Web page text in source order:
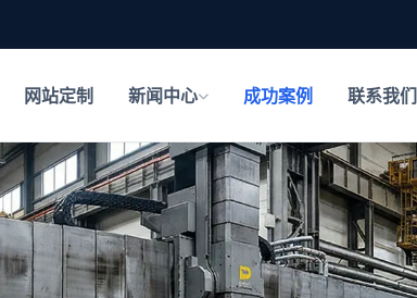
网站定制 新闻中心 成功案例 联系我们